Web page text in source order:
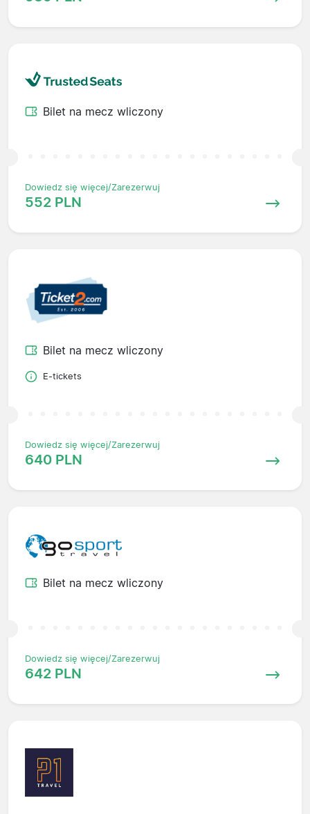
Bilet na mecz wliczony
Dowiedz się więcej/Zarezerwuj
552 PLN
Bilet na mecz wliczony
E-tickets
Dowiedz się więcej/Zarezerwuj
640 PLN
Bilet na mecz wliczony
Dowiedz się więcej/Zarezerwuj
642 PLN